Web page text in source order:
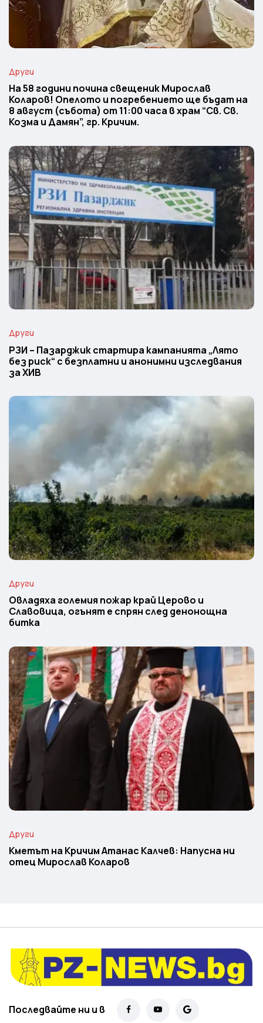
Други
На 58 години почина свещеник Мирослав
Коларов! Опелото и погребението ще бъдат на
8 август (събота) от 11:00 часа в храм “Св. Св.
Козма и Дамян”, гр. Кричим.
Други
РЗИ – Пазарджик стартира кампанията „Лято
без риск“ с безплатни и анонимни изследвания
за ХИВ
Други
Овладяха големия пожар край Церово и
Славовица, огънят е спрян след денонощна
битка
Други
Кметът на Кричим Атанас Калчев: Напусна ни
отец Мирослав Коларов
Последвайте ни и в